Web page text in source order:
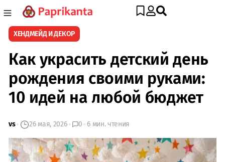
ХЕНДМЕЙД И ДЕКОР
Как украсить детский день
рождения своими руками:
10 идей на любой бюджет
vs 26 мая, 2026 0 6 мин. чтения